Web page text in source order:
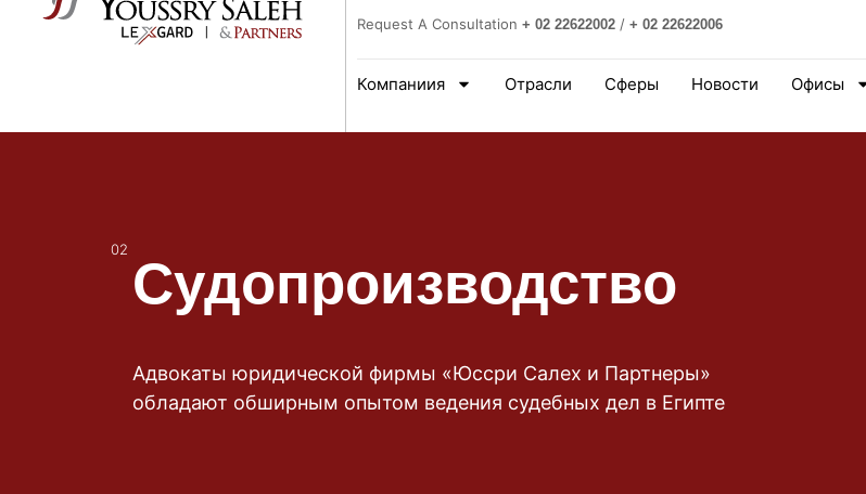
Request A Consultation + 02 22622002/ + 02 22622006
Компаниия Отрасли Сферы Новости Офисы
02 Судопроизводство
Адвокаты юридической фирмы «Юссри Салех и Партнеры»
обладают обширным опытом ведения судебных дел в Египте